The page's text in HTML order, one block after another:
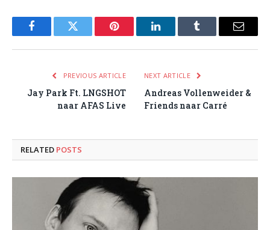
FacebookTwitter Pinterest LinkedInTumblr Email
PREVIOUS ARTICLE
Jay Park Ft. LNGSHOT
naar AFAS Live
NEXT ARTICLE
Andreas Vollenweider &
Friends naar Carré
RELATED POSTS